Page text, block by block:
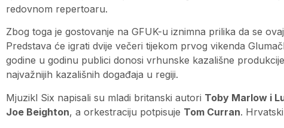
redovnom repertoaru.
Zbog toga je gostovanje na GFUK-u iznimna prilika da se
Predstava će igrati dvije večeri tijekom prvog vikenda
godine u godinu publici donosi vrhunske kazališne
najvažnijih kazališnih događaja u regiji.
Mjuzikl Six napisali su mladi britanski autori Toby Marlow i
Joe Beighton, a orkestraciju potpisuje Tom Curran.